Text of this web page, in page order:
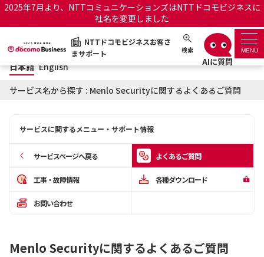
2025年7月より、NTTコミュニケーションズはNTTドコモビジネスに
社名を変更しました
NTTドコモビジネスお客さ
まサポート
検索 MENU
NTTドコモビジネスお客さまサポート 日本語 English
サポートトップ
お知らせ サポートサイトの使い方
OCNのお客さまはこちら
オフィシャルサイト
日本語 English
サービス名から探す : Menlo Securityに関するよくあるご質問
サービスに関するメニュー・サポート情報
サービスページへ戻る よくあるご質問
工事・故障情報 各種ダウンロード
お問い合わせ
Menlo Securityに関するよくあるご質問
バーチャルアシスタント あおい